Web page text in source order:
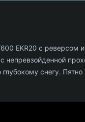
EKR20 с
снегу.